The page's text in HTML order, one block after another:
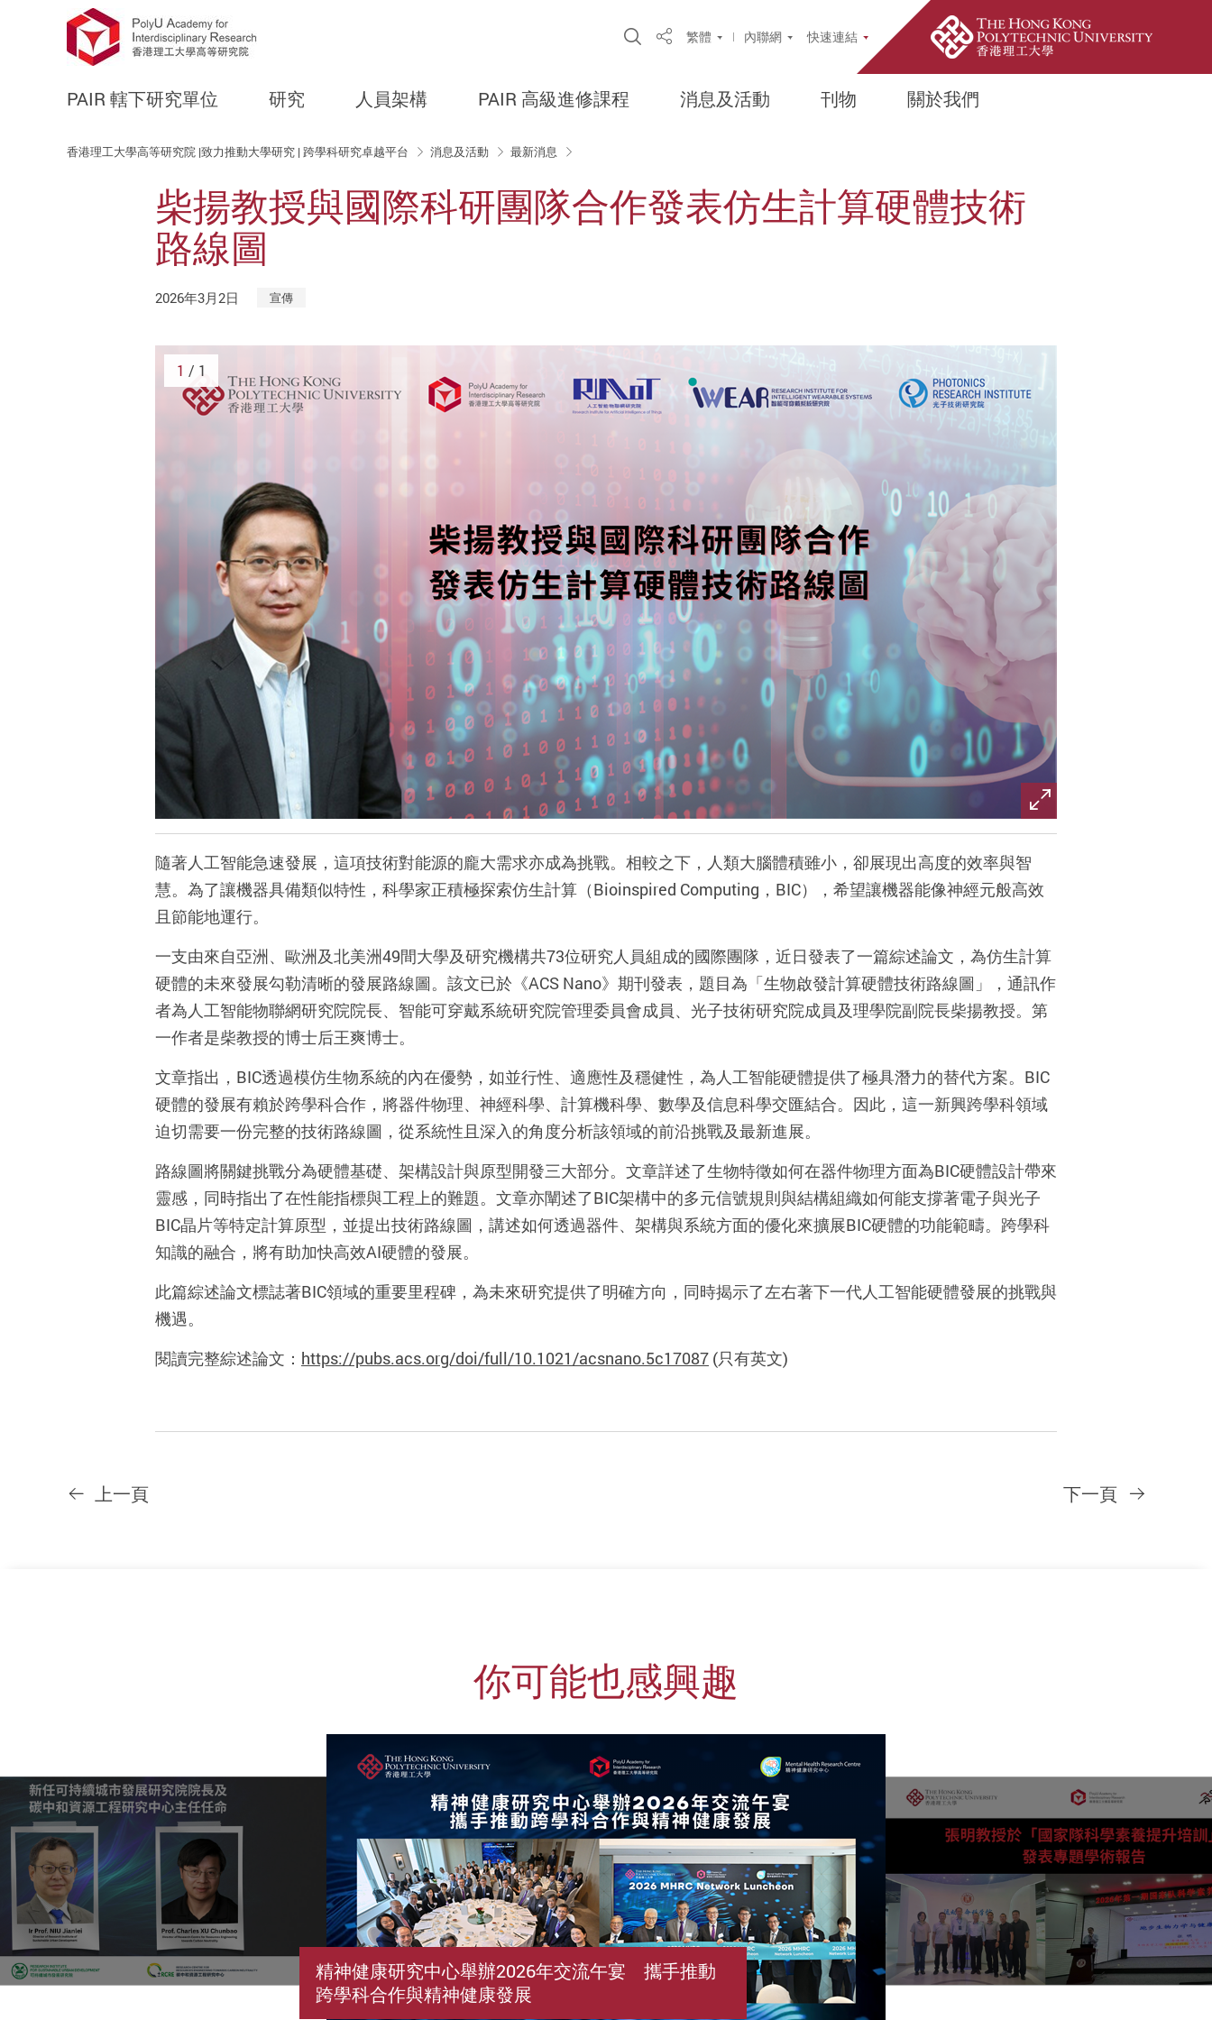
Open Site Search Popup
Share繁體 內聯網 快速連結
PAIR 轄下研究單位 研究 人員架構 PAIR 高級進修課程 消息及活動 刊物 關於我們
香港理工大學高等研究院 |致力推動大學研究 | 跨學科研究卓越平台 消息及活動 最新消息
柴揚教授與國際科研團隊合作發表仿生計算硬體技術
路線圖
2026年3月2日 宣傳
1 / 1
隨著人工智能急速發展，這項技術對能源的龐大需求亦成為挑戰。相較之下，人類大腦體積雖小，卻展現出高度的效率與智
慧。為了讓機器具備類似特性，科學家正積極探索仿生計算（Bioinspired Computing ， BIC），希望讓機器能像神經元般高效
且節能地運行。
一支由來自亞洲、歐洲及北美洲49間大學及研究機構共73位研究人員組成的國際團隊，近日發表了一篇綜述論文，為仿生計算
硬體的未來發展勾勒清晰的發展路線圖。該文已於《ACS Nano》期刊發表，題目為「生物啟發計算硬體技術路線圖」，通訊作
者為人工智能物聯網研究院院長、智能可穿戴系統研究院管理委員會成員、光子技術研究院成員及理學院副院長柴揚教授。 第
一作者是柴教授的博士后王爽博士。
文章指出， BIC透過模仿生物系統的內在優勢，如並行性、適應性及穩健性，為人工智能硬體提供了極具潛力的替代方案。 BIC
硬體的發展有賴於跨學科合作，將器件物理、神經科學、計算機科學、數學及信息科學交匯結合。因此，這一新興跨學科領域
迫切需要一份完整的技術路線圖，從系統性且深入的角度分析該領域的前沿挑戰及最新進展。
路線圖將關鍵挑戰分為硬體基礎、架構設計與原型開發三大部分。文章詳述了生物特徵如何在器件物理方面為BIC硬體設計帶來
靈感，同時指出了在性能指標與工程上的難題。文章亦闡述了BIC架構中的多元信號規則與結構組織如何能支撐著電子與光子
BIC晶片等特定計算原型，並提出技術路線圖，講述如何透過器件、架構與系統方面的優化來擴展BIC硬體的功能範疇。跨學科
知識的融合，將有助加快高效AI硬體的發展。
此篇綜述論文標誌著BIC領域的重要里程碑，為未來研究提供了明確方向，同時揭示了左右著下一代人工智能硬體發展的挑戰與
機遇。
閱讀完整綜述論文： https://pubs.acs.org/doi/full/10.1021/acsnano.5c17087 (只有英文)
上一頁 下一頁
你可能也感興趣
精神健康研究中心舉辦2026年交流午宴 攜手推動
跨學科合作與精神健康發展